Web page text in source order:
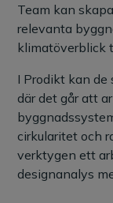
Team kan
relevanta
klimatöverblick
I Prodikt kan
där det går att
cirkularitet och
verktygen ett
designanalys